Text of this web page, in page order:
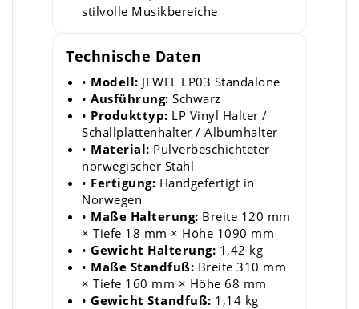
stilvolle Musikbereiche
Technische Daten
• Modell: JEWEL LP03 Standalone
• Ausführung: Schwarz
• Produkttyp: LP Vinyl Halter /
Schallplattenhalter / Albumhalter
• Material: Pulverbeschichteter
norwegischer Stahl
• Fertigung: Handgefertigt in
Norwegen
• Maße Halterung: Breite 120 mm
× Tiefe 18 mm × Höhe 1090 mm
• Gewicht Halterung: 1,42 kg
• Maße Standfuß: Breite 310 mm
× Tiefe 160 mm × Höhe 68 mm
• Gewicht Standfuß: 1,14 kg